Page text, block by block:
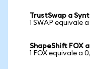
TrustSwap a
1 SWAP equivale
ShapeShift FOX a
1 FOX equivale a